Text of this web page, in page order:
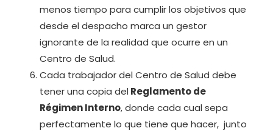
menos tiempo para cumplir los objetivos que
desde el despacho marca un gestor
ignorante de la realidad que ocurre en un
Centro de Salud.
Cada trabajador del Centro de Salud debe
tener una copia del Reglamento de
Régimen Interno, donde cada cual sepa
perfectamente lo que tiene que hacer, junto